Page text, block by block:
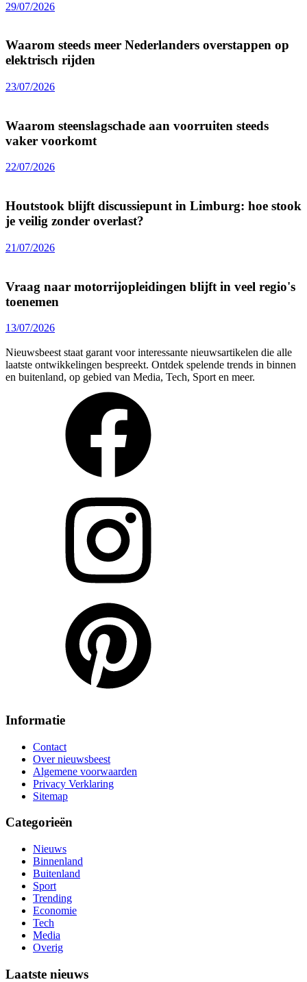
29/07/2026
Waarom steeds meer Nederlanders overstappen op
elektrisch rijden
23/07/2026
Waarom steenslagschade aan voorruiten steeds
vaker voorkomt
22/07/2026
Houtstook blijft discussiepunt in Limburg: hoe stook
je veilig zonder overlast?
21/07/2026
Vraag naar motorrijopleidingen blijft in veel regio's
toenemen
13/07/2026
Nieuwsbeest staat garant voor interessante nieuwsartikelen die alle
laatste ontwikkelingen bespreekt. Ontdek spelende trends in binnen
en buitenland, op gebied van Media, Tech, Sport en meer.
Informatie
Contact
Over nieuwsbeest
Algemene voorwaarden
Privacy Verklaring
Sitemap
Categorieën
Nieuws
Binnenland
Buitenland
Sport
Trending
Economie
Tech
Media
Overig
Laatste nieuws